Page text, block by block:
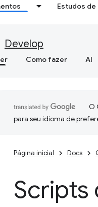
Estudos de
Develop
Como fazer AI
O
para seu idioma de
Página inicial Docs
Scripts